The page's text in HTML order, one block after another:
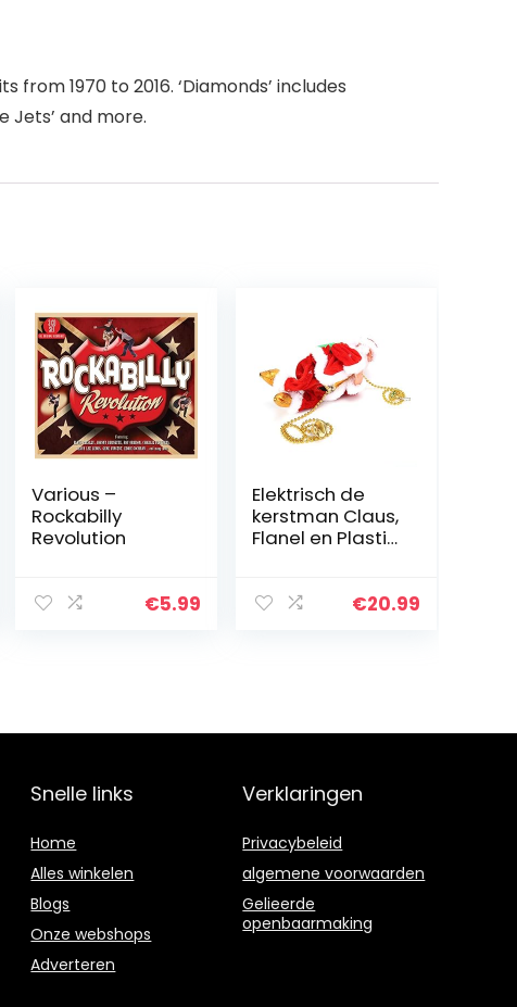
1970 to 2016. ‘Diamonds’ includes
Jets’ and more.
Various –
Rockabilly
Revolution
€5.99
Elektrisch de
kerstman Claus,
Flanel en Plastic
Ontwerp voor
€20.99
Snelle links
Home
Alles winkelen
Blogs
Onze webshops
Adverteren
Verklaringen
Privacybeleid
algemene voorwaarden
Gelieerde
openbaarmaking